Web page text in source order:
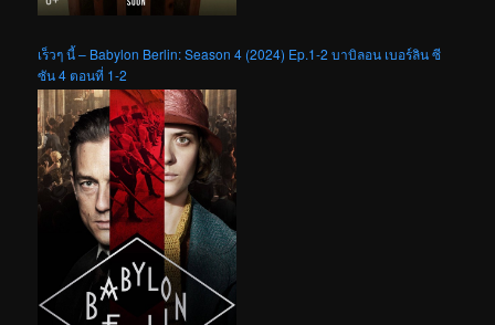
เร็วๆ นี้ – Babylon Berlin: Season 4 (2024) Ep.1-2 บาบิลอน เบอร์ลิน ซี
ซัน 4 ตอนที่ 1-2